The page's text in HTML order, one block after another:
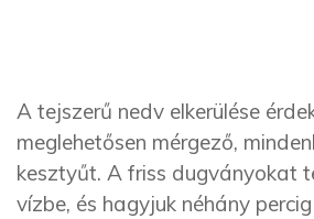
A tejszerű nedv elkerülése
meglehetősen mérgező,
kesztyűt. A friss dugványokat
vízbe, és hagyjuk néhány